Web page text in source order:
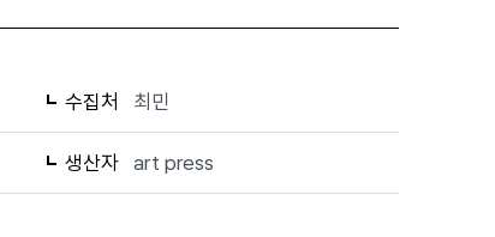
수집처 최민
생산자 art press